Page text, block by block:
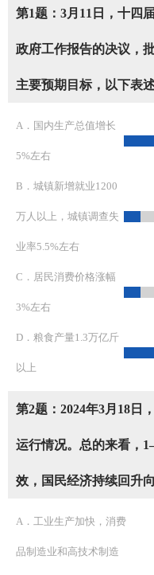
第1题：3月11日，十四
政府工作报告的决议，
主要预期目标，以下表
A．国内生产总值增长
5%左右
B．城镇新增就业1200
万人以上，城镇调查失
业率5.5%左右
C．居民消费价格涨幅
3%左右
D．粮食产量1.3万亿斤
以上
第2题：2024年3月18日
运行情况。总的来看，
效，国民经济持续回升
A．工业生产加快，消费
品制造业和高技术制造